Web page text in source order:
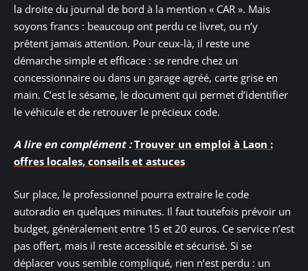
la droite du journal de bord à la mention « CAR ». Mais
soyons francs : beaucoup ont perdu ce livret, ou n’y
prêtent jamais attention. Pour ceux-là, il reste une
démarche simple et efficace : se rendre chez un
concessionnaire ou dans un garage agréé, carte grise en
main. C’est le sésame, le document qui permet d’identifier
le véhicule et de retrouver le précieux code.
A lire en complément : Trouver un emploi à Laon :
offres locales, conseils et astuces
Sur place, le professionnel pourra extraire le code
autoradio en quelques minutes. Il faut toutefois prévoir un
budget, généralement entre 15 et 20 euros. Ce service n’est
pas offert, mais il reste accessible et sécurisé. Si se
déplacer vous semble compliqué, rien n’est perdu : un